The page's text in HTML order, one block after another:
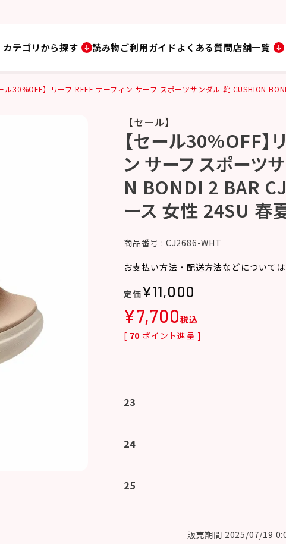
カテゴリから探す 読み物ご利用ガイドよくある質問店舗一覧
ル30%OFF】リーフ REEF サーフィン サーフ スポーツサンダル 靴 CUSHION
【セール】
【セール30%OFF】
ン サーフ スポーツ
N BONDI 2 BAR
ース 女性 24SU 春
商品番号 CJ2686-WHT
お支払い方法・配送方法などについては
¥11,000
¥7,700税込
[ 70 ポイント進呈 ]
23
24
25
販売期間 2025/07/19